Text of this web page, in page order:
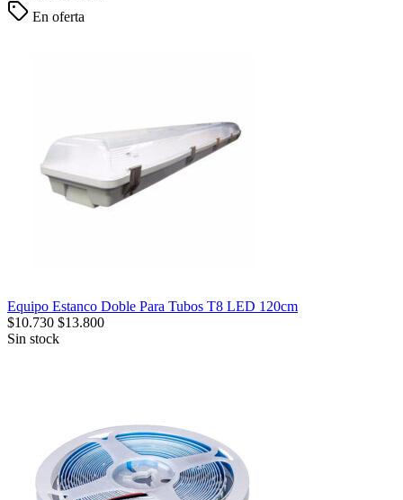
En oferta
Equipo Estanco Doble Para Tubos T8 LED 120cm
$10.730 $13.800
Sin stock